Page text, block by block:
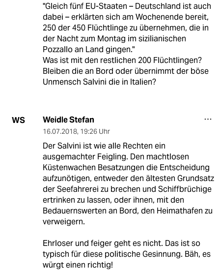
"Gleich fünf EU-Staaten – Deutschland ist auch
dabei – erklärten sich am Wochenende bereit,
250 der 450 Flüchtlinge zu übernehmen, die in
der Nacht zum Montag im sizilianischen
Pozzallo an Land gingen."
Was ist mit den restlichen 200 Flüchtlingen?
Bleiben die an Bord oder übernimmt der böse
Unmensch Salvini die in Italien?
WS Weidle Stefan
16.07.2018, 19:26 Uhr
Der Salvini ist wie alle Rechten ein
ausgemachter Feigling. Den machtlosen
Küstenwachen Besatzungen die Entscheidung
aufzunötigen, entweder den ältesten Grundsatz
der Seefahrerei zu brechen und Schiffbrüchige
ertrinken zu lassen, oder ihnen, mit den
Bedauernswerten an Bord, den Heimathafen zu
verweigern.
Ehrloser und feiger geht es nicht. Das ist so
typisch für diese politische Gesinnung. Bäh, es
würgt einen richtig!